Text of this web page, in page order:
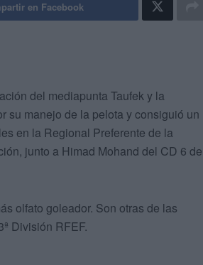
en Facebook
del mediapunta Taufek y la
su manejo de la pelota y consiguió un
en la Regional Preferente de la
junto a Himad Mohand del CD 6 de
olfato goleador. Son otras de las
División RFEF.